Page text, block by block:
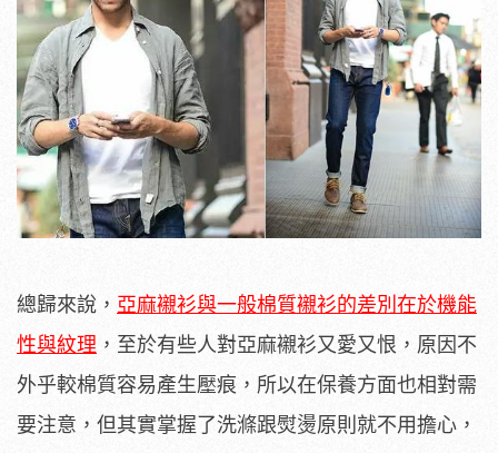
總歸來說， 亞麻襯衫與一般棉質襯衫的差別在於機能
性與紋理 ，至於有些人對亞麻襯衫又愛又恨，原因不
外乎較棉質容易產生壓痕，所以在保養方面也相對需
要注意，但其實掌握了洗滌跟熨燙原則就不用擔心，